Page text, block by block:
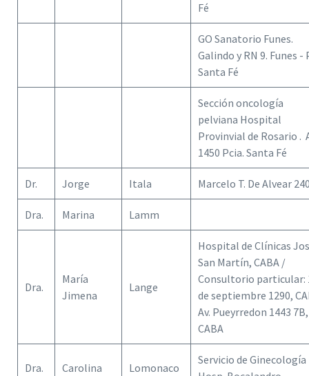
Fé
GO Sanatorio Funes.
Galindo y RN 9. Funes -
Santa Fé
Sección oncología
pelviana Hospital
Provinvial de Rosario .
1450 Pcia. Santa Fé
Dr. Jorge Itala Marcelo T. De Alvear
Dra. Marina Lamm
Dra.
María
Jimena
Lange
Hospital de Clínicas
San Martín, CABA /
Consultorio particular:
de septiembre 1290,
Av. Pueyrredon 1443 7B,
CABA
Dra. Carolina Lomonaco
Servicio de Ginecología